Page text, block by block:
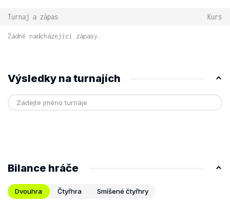
Turnaj a zápas Kurs
Žádné nadcházející zápasy.
Výsledky na turnajích
Bilance hráče
Dvouhra Čtyřhra Smíšené čtyřhry